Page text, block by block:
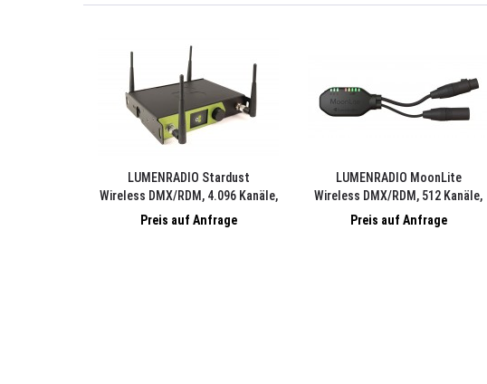
LUMENRADIO Stardust
Wireless DMX/RDM, 4.096 Kanäle,
Sender, WiFi/Ethernet, Farb-Display
Preis auf Anfrage
LUMENRADIO MoonLite
Wireless DMX/RDM, 512 Kanäle,
Sender/Empfänger, Akku, Bluetooth
Preis auf Anfrage